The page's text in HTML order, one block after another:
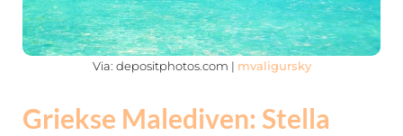
Via: depositphotos.com | mvaligursky
Griekse Malediven: Stella